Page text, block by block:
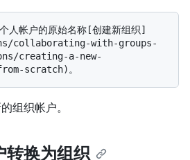
collaborating-with-groups-
creating-a-new-
组织帐户。
转换为组织